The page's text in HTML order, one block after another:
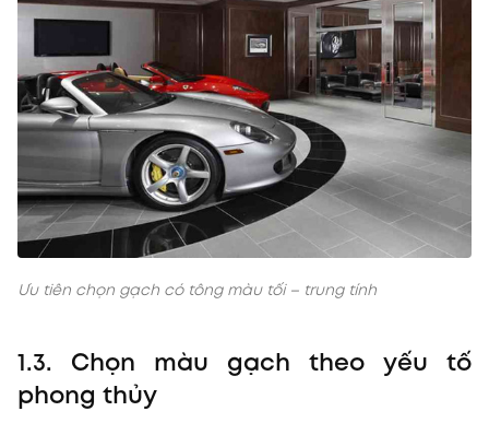
Ưu tiên chọn gạch có tông màu tối – trung tính
1.3. Chọn màu gạch theo yếu tố
phong thủy